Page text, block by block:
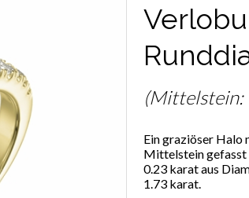
(Mittelstein:
Ein graziöser Halo
Mittelstein gefasst
0.23 karat aus
1.73 karat.